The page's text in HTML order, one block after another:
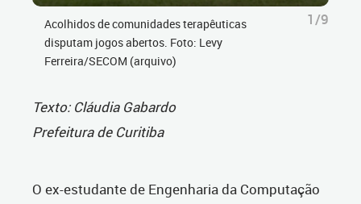
Acolhidos de comunidades terapêuticas
disputam jogos abertos. Foto: Levy
Ferreira/SECOM (arquivo)
1/9
Texto: Cláudia Gabardo
Prefeitura de Curitiba
O ex-estudante de Engenharia da Computação